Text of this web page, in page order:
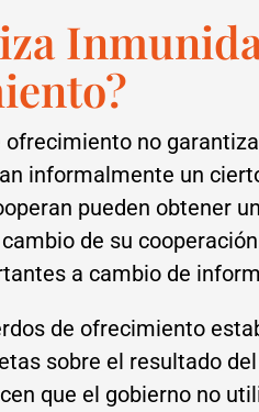
ofrecimiento no
informalmente un
pueden obtener
de su
a cambio de
de ofrecimiento
sobre el resultado
que el gobierno no